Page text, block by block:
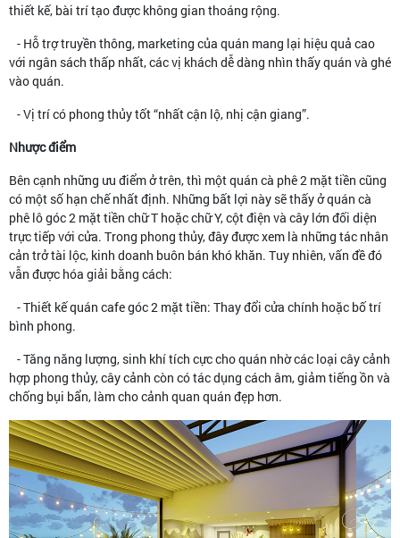
thiết kế, bài trí tạo được không gian thoáng rộng.
- Hỗ trợ truyền thông, marketing của quán mang lại hiệu quả cao
với ngân sách thấp nhất, các vị khách dễ dàng nhìn thấy quán và ghé
vào quán.
- Vị trí có phong thủy tốt “nhất cận lộ, nhị cận giang”.
Nhược điểm
Bên cạnh những ưu điểm ở trên, thì một quán cà phê 2 mặt tiền cũng
có một số hạn chế nhất định. Những bất lợi này sẽ thấy ở quán cà
phê lô góc 2 mặt tiền chữ T hoặc chữ Y, cột điện và cây lớn đối diện
trực tiếp với cửa. Trong phong thủy, đây được xem là những tác nhân
cản trở tài lộc, kinh doanh buôn bán khó khăn. Tuy nhiên, vấn đề đó
vẫn được hóa giải bằng cách:
- Thiết kế quán cafe góc 2 mặt tiền: Thay đổi cửa chính hoặc bố trí
bình phong.
- Tăng năng lượng, sinh khí tích cực cho quán nhờ các loại cây cảnh
hợp phong thủy, cây cảnh còn có tác dụng cách âm, giảm tiếng ồn và
chống bụi bẩn, làm cho cảnh quan quán đẹp hơn.